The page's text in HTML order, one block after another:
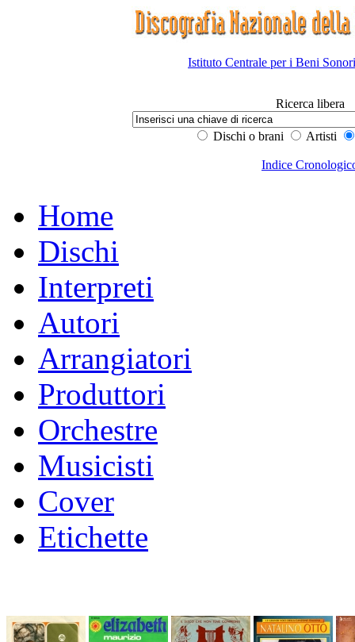
Istituto Centrale per i Beni
Ricerca libera
Dischi o brani Artisti
Indice
Home
Dischi
Interpreti
Autori
Arrangiatori
Produttori
Orchestre
Musicisti
Cover
Etichette